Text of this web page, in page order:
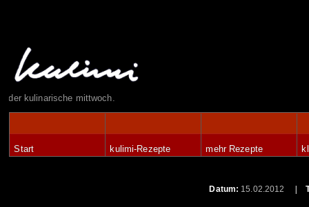
der kulinarische mittwoch.
Start kulimi-Rezepte mehr Rezepte
Datum: 15.02.2012